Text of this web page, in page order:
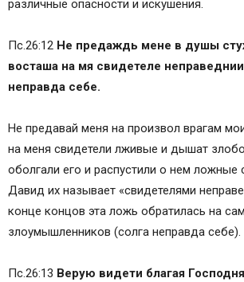
различные опасности и искушения.
Пс.26:12 Не предаждь мене в душы
восташа на мя свидетеле
неправда себе.
Не предавай меня на произвол врагам
на меня свидетели лживые и дышат
оболгали его и распустили о нем ложные
Давид их называет «свидетелями
конце концов эта ложь обратилась на
злоумышленников (солга неправда себе).
Пс.26:13 Верую видети благая